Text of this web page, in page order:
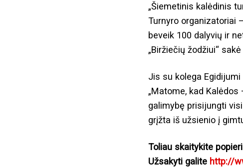
„Šiemetinis kalėdinis
Turnyro organizatoriai
beveik 100 dalyvių ir
„Biržiečių žodžiui“
Jis su kolega
„Matome, kad
galimybę prisijungti
grįžta iš užsienio į
Toliau skaitykite
Užsakyti galite http://